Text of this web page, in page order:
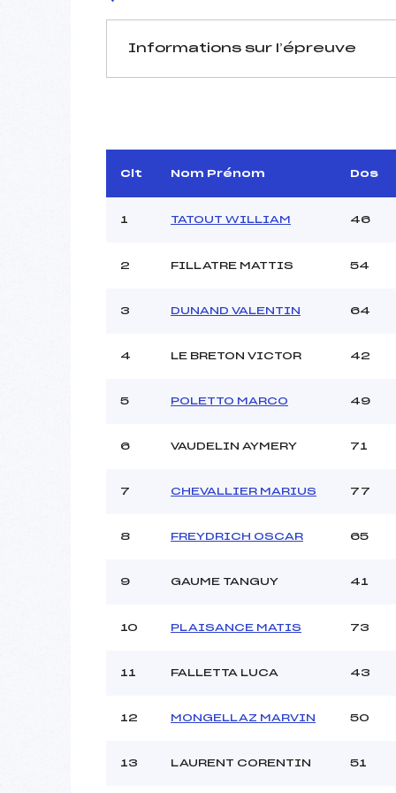
Informations sur l’épreuve
Arbitre :
Assistant :
MANCHE 1
Heure de départ :
Ouvreurs A :
Ouvreurs C :
Pénalité appliquée :
Clt Nom Prénom Dos
1 TATOUT WILLIAM 46
2 FILLATRE MATTIS 54
3 DUNAND VALENTIN 64
4 LE BRETON VICTOR 42
5 POLETTO MARCO 49
6 VAUDELIN AYMERY 71
7 CHEVALLIER MARIUS 77
8 FREYDRICH OSCAR 65
9 GAUME TANGUY 41
10 PLAISANCE MATIS 73
11 FALLETTA LUCA 43
12 MONGELLAZ MARVIN 50
13 LAURENT CORENTIN 51